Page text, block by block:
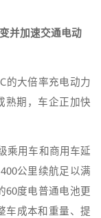
并加速交通电动
的大倍率充电动力
熟期，车企正加快
乘用车和商用车延
公里续航足以满
60度电普通电池更
车成本和重量、提